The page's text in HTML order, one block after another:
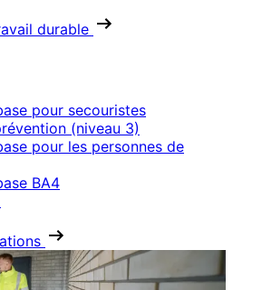
durable
pour secouristes
(niveau 3)
pour les personnes de
BA4